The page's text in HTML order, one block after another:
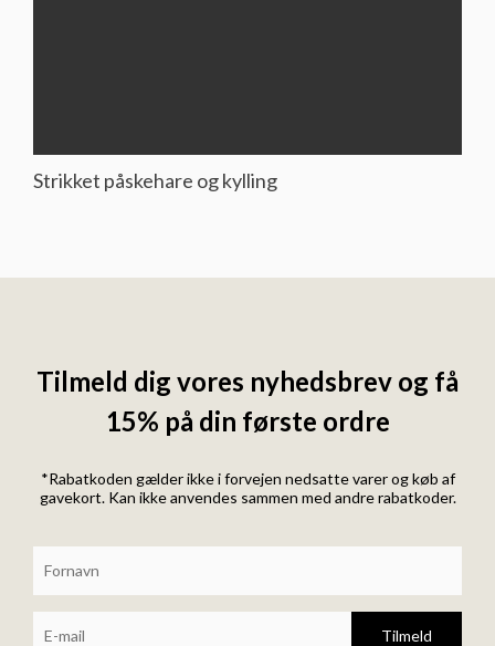
Strikket påskehare og kylling
Tilmeld dig vores nyhedsbrev og få
15% på din første ordre
*Rabatkoden gælder ikke i forvejen nedsatte varer og køb af
gavekort. Kan ikke anvendes sammen med andre rabatkoder.
Tilmeld